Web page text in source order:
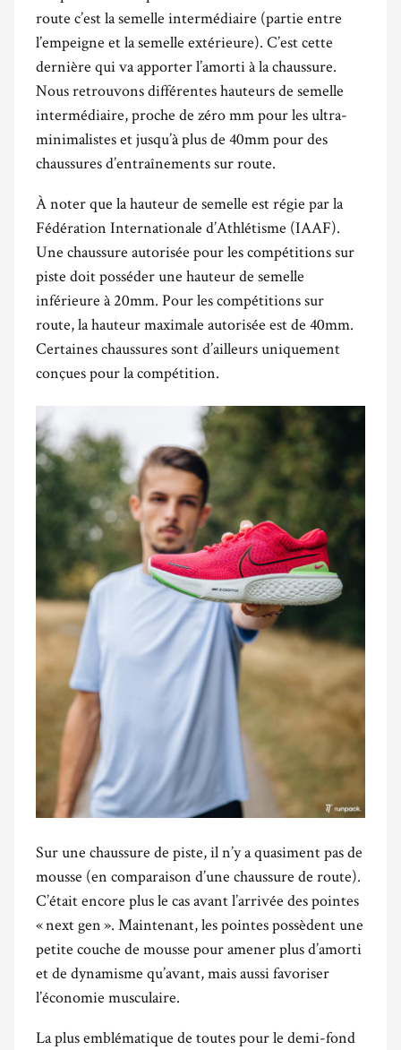
route c’est la semelle intermédiaire (partie entre
l’empeigne et la semelle extérieure). C’est cette
dernière qui va apporter l’amorti à la chaussure.
Nous retrouvons différentes hauteurs de semelle
intermédiaire, proche de zéro mm pour les ultra-
minimalistes et jusqu’à plus de 40mm pour des
chaussures d’entraînements sur route.
À noter que la hauteur de semelle est régie par la
Fédération Internationale d’Athlétisme (IAAF).
Une chaussure autorisée pour les compétitions sur
piste doit posséder une hauteur de semelle
inférieure à 20mm. Pour les compétitions sur
route, la hauteur maximale autorisée est de 40mm.
Certaines chaussures sont d’ailleurs uniquement
conçues pour la compétition.
Sur une chaussure de piste, il n’y a quasiment pas de
mousse (en comparaison d’une chaussure de route).
C’était encore plus le cas avant l’arrivée des pointes
« next gen ». Maintenant, les pointes possèdent une
petite couche de mousse pour amener plus d’amorti
et de dynamisme qu’avant, mais aussi favoriser
l’économie musculaire.
La plus emblématique de toutes pour le demi-fond